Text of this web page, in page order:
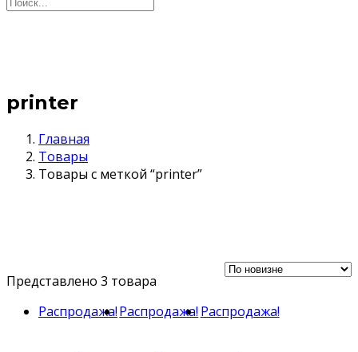
printer
Главная
Товары
Товары с меткой “printer”
Представлено 3 товара
Распродажа!Распродажа! Распродажа!